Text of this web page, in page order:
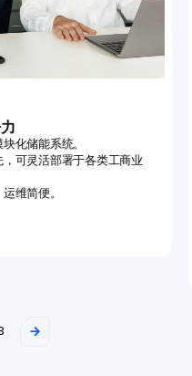
化储能系统。
可灵活部署于各类工商业
维简便。
